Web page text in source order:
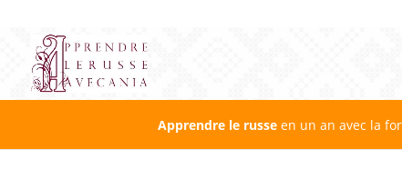
Apprendre le russe en un an avec la